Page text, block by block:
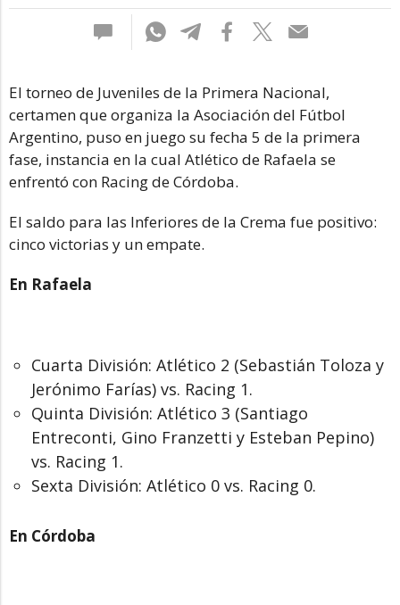
El torneo de Juveniles de la Primera Nacional,
certamen que organiza la Asociación del Fútbol
Argentino, puso en juego su fecha 5 de la primera
fase, instancia en la cual Atlético de Rafaela se
enfrentó con Racing de Córdoba.
El saldo para las Inferiores de la Crema fue positivo:
cinco victorias y un empate.
En Rafaela
Cuarta División: Atlético 2 (Sebastián Toloza y
Jerónimo Farías) vs. Racing 1.
Quinta División: Atlético 3 (Santiago
Entreconti, Gino Franzetti y Esteban Pepino)
vs. Racing 1.
Sexta División: Atlético 0 vs. Racing 0.
En Córdoba